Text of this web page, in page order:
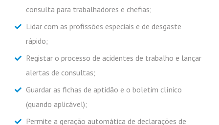
consulta para trabalhadores e chefias;
Lidar com as profissões especiais e de desgaste
rápido;
Registar o processo de acidentes de trabalho e lançar
alertas de consultas;
Guardar as fichas de aptidão e o boletim clínico
(quando aplicável);
Permite a geração automática de declarações de
Subscreva a nossa newsletter